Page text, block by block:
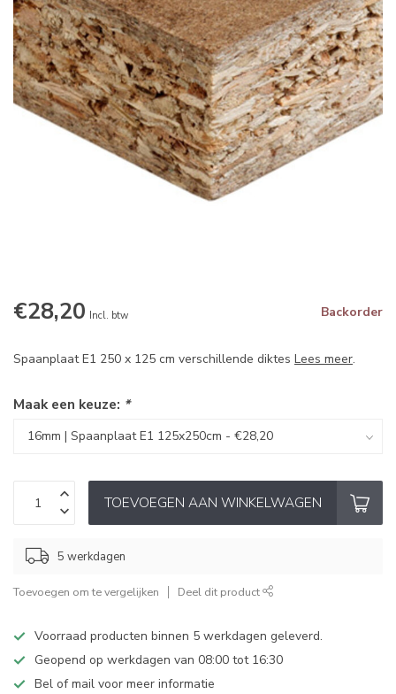
€28,20 Incl. btw Backorder
Spaanplaat E1 250 x 125 cm verschillende diktes Lees meer.
Maak een keuze: *
TOEVOEGEN AAN WINKELWAGEN
5 werkdagen
Toevoegen om te vergelijken Deel dit product
Voorraad producten binnen 5 werkdagen geleverd.
Geopend op werkdagen van 08:00 tot 16:30
Bel of mail voor meer informatie